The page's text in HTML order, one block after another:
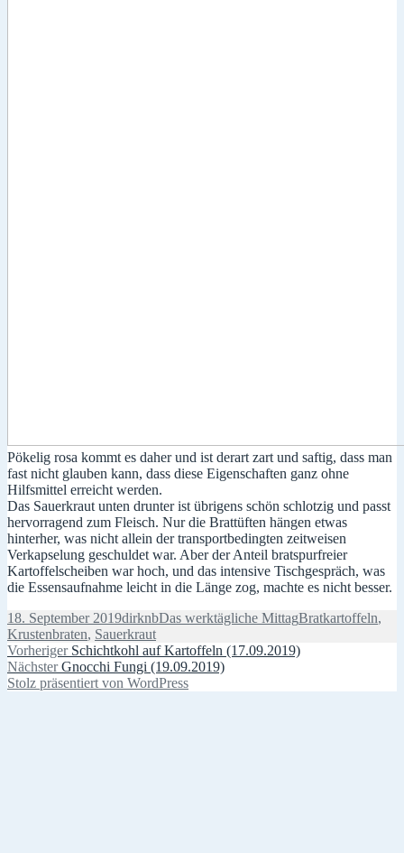
Pökelig rosa kommt es daher und ist derart zart und saftig, dass man
fast nicht glauben kann, dass diese Eigenschaften ganz ohne
Hilfsmittel erreicht werden.
Das Sauerkraut unten drunter ist übrigens schön schlotzig und passt
hervorragend zum Fleisch. Nur die Brattüften hängen etwas
hinterher, was nicht allein der transportbedingten zeitweisen
Verkapselung geschuldet war. Aber der Anteil bratspurfreier
Kartoffelscheiben war hoch, und das intensive Tischgespräch, was
die Essensaufnahme leicht in die Länge zog, machte es nicht besser.
Veröffentlicht
am
18. September 2019Autor
dirknbKategorien
Das werktägliche MittagSchlagwörter
Bratkartoffeln,
Krustenbraten, Sauerkraut
Beitragsnavigation
Vorheriger Vorheriger
Beitrag:
Schichtkohl auf Kartoffeln (17.09.2019)
Nächster Nächster
Beitrag:
Gnocchi Fungi (19.09.2019)
Stolz präsentiert von WordPress